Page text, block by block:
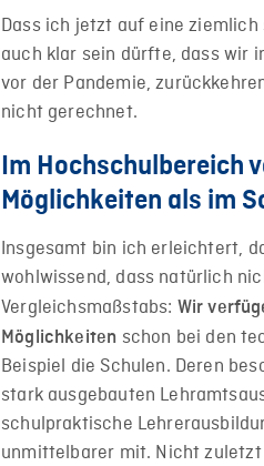
Dass ich jetzt auf eine
auch klar sein dürfte, dass wir
vor der Pandemie,
nicht gerechnet.
Im Hochschulbereich
Möglichkeiten als im
Insgesamt bin ich erleichtert,
wohlwissend, dass natürlich
Vergleichsmaßstabs: Wir
Möglichkeiten schon bei den
Beispiel die Schulen. Deren
stark ausgebauten
schulpraktische
unmittelbarer mit. Nicht